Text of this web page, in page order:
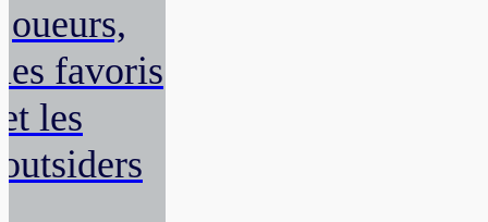
joueurs,
les favoris
et les
outsiders